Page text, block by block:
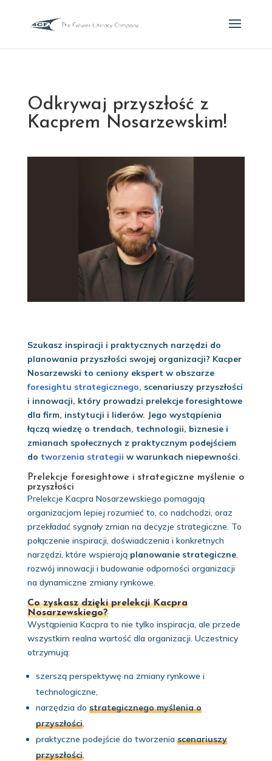
Odkrywaj przyszłość z
Kacprem Nosarzewskim!
Szukasz inspiracji i praktycznych narzędzi do
planowania przyszłości swojej organizacji? Kacper
Nosarzewski to ceniony ekspert w obszarze
foresightu strategicznego, scenariuszy przyszłości
i innowacji, który prowadzi prelekcje foresightowe
dla firm, instytucji i liderów. Jego wystąpienia
łączą wiedzę o trendach, technologii, biznesie i
zmianach społecznych z praktycznym podejściem
do tworzenia strategii w warunkach niepewności.
Prelekcje foresightowe i strategiczne myślenie o
przyszłości
Prelekcje Kacpra Nosarzewskiego pomagają
organizacjom lepiej rozumieć to, co nadchodzi, oraz
przekładać sygnały zmian na decyzje strategiczne. To
połączenie inspiracji, doświadczenia i konkretnych
narzędzi, które wspierają planowanie strategiczne,
rozwój innowacji i budowanie odporności organizacji
na dynamiczne zmiany rynkowe.
Co zyskasz dzięki prelekcji Kacpra
Nosarzewskiego?
Wystąpienia Kacpra to nie tylko inspiracja, ale przede
wszystkim realna wartość dla organizacji. Uczestnicy
otrzymują:
szerszą perspektywę na zmiany rynkowe i
technologiczne,
narzędzia do strategicznego myślenia o
przyszłości,
praktyczne podejście do tworzenia scenariuszy
przyszłości,